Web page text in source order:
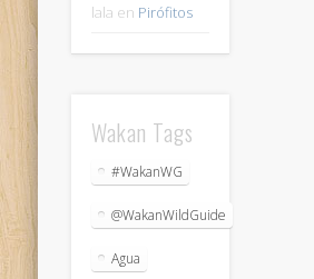
lala en Pirófitos
Wakan Tags
#WakanWG
@WakanWildGuide
Agua